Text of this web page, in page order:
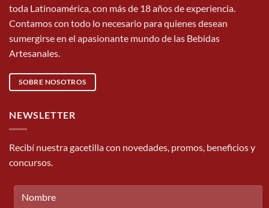
toda Latinoamérica, con más de 18 años de experiencia.
Contamos con todo lo necesario para quienes desean
sumergirse en el apasionante mundo de las Bebidas
Artesanales.
SOBRE NOSOTROS
NEWSLETTER
Recibí nuestra gacetilla con novedades, promos, beneficios y
concursos.